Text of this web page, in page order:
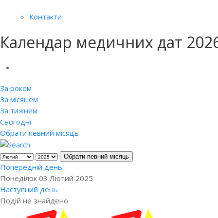
Контакти
Календар медичних дат
За роком
За місяцем
За тижнем
Сьогодні
Обрати певний місяць
Обрати певний місяць
Попередній день
Понеділок 03 Лютий 2025
Наступний день
Подій не знайдено